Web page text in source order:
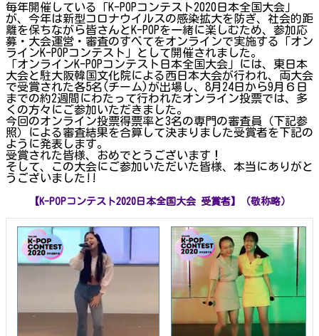
毎年開催している「K-POPコンテスト2020日本全国大会」
が、今年は新型コロナウイルスの感染拡大を防ぎ、社会的距
離を保ちながら皆さんとK-POPを一緒に楽しむため、参加応
募・大会運営・審査のすべてをオンラインで実施する「オン
ラインK-POPコンテスト」として開催されました。
「オンラインK-POPコンテスト日本全国大会」には、東日本
大会と駐大阪韓国文化院による西日本大会が行われ、両大会
で受賞された各5名(チーム)が出場し、8月24日から9月６日
までの約2週間にわたって行われたオンライン投票では、多
くの方々にご参加いただきました。
今回のオンライン投票得票率と3名の専門の審査員（下記参
照）による審査結果を合算して決まりました受賞者を下記の
ように発表します。
受賞された皆様、おめでとうございます！
そして、この大会にご参加いただいた皆様、本当にありがと
うございました!!
【K-POPコンテスト2020日本全国大会 受賞者】（敬称略）